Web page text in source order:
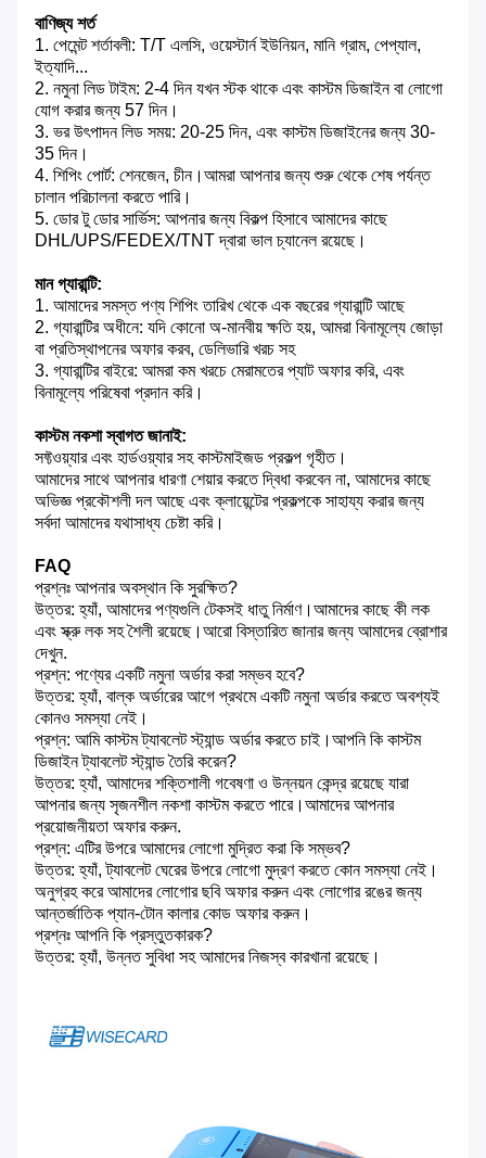
বাণিজ্য শর্ত
1. পেমেন্ট শর্তাবলী: T/T এলসি, ওয়েস্টার্ন ইউনিয়ন, মানি গ্রাম, পেপ্যাল,
ইত্যাদি...
2. নমুনা লিড টাইম: 2-4 দিন যখন স্টক থাকে এবং কাস্টম ডিজাইন বা লোগো
যোগ করার জন্য 57 দিন।
3. ভর উৎপাদন লিড সময়: 20-25 দিন, এবং কাস্টম ডিজাইনের জন্য 30-
35 দিন।
4. শিপিং পোর্ট: শেনজেন, চীন।আমরা আপনার জন্য শুরু থেকে শেষ পর্যন্ত
চালান পরিচালনা করতে পারি।
5. ডোর টু ডোর সার্ভিস: আপনার জন্য বিকল্প হিসাবে আমাদের কাছে
DHL/UPS/FEDEX/TNT দ্বারা ভাল চ্যানেল রয়েছে।
মান গ্যারান্টি:
1. আমাদের সমস্ত পণ্য শিপিং তারিখ থেকে এক বছরের গ্যারান্টি আছে
2. গ্যারান্টির অধীনে: যদি কোনো অ-মানবীয় ক্ষতি হয়, আমরা বিনামূল্যে জোড়া
বা প্রতিস্থাপনের অফার করব, ডেলিভারি খরচ সহ
3. গ্যারান্টির বাইরে: আমরা কম খরচে মেরামতের প্যাট অফার করি, এবং
বিনামূল্যে পরিষেবা প্রদান করি।
কাস্টম নকশা স্বাগত জানাই:
সফ্টওয়্যার এবং হার্ডওয়্যার সহ কাস্টমাইজড প্রকল্প গৃহীত।
আমাদের সাথে আপনার ধারণা শেয়ার করতে দ্বিধা করবেন না, আমাদের কাছে
অভিজ্ঞ প্রকৌশলী দল আছে এবং ক্লায়েন্টের প্রকল্পকে সাহায্য করার জন্য
সর্বদা আমাদের যথাসাধ্য চেষ্টা করি।
FAQ
প্রশ্নঃ আপনার অবস্থান কি সুরক্ষিত?
উত্তর: হ্যাঁ, আমাদের পণ্যগুলি টেকসই ধাতু নির্মাণ।আমাদের কাছে কী লক
এবং স্ক্রু লক সহ শৈলী রয়েছে।আরো বিস্তারিত জানার জন্য আমাদের ব্রোশার
দেখুন.
প্রশ্ন: পণ্যের একটি নমুনা অর্ডার করা সম্ভব হবে?
উত্তর: হ্যাঁ, বাল্ক অর্ডারের আগে প্রথমে একটি নমুনা অর্ডার করতে অবশ্যই
কোনও সমস্যা নেই।
প্রশ্ন: আমি কাস্টম ট্যাবলেট স্ট্যান্ড অর্ডার করতে চাই।আপনি কি কাস্টম
ডিজাইন ট্যাবলেট স্ট্যান্ড তৈরি করেন?
উত্তর: হ্যাঁ, আমাদের শক্তিশালী গবেষণা ও উন্নয়ন কেন্দ্র রয়েছে যারা
আপনার জন্য সৃজনশীল নকশা কাস্টম করতে পারে।আমাদের আপনার
প্রয়োজনীয়তা অফার করুন.
প্রশ্ন: এটির উপরে আমাদের লোগো মুদ্রিত করা কি সম্ভব?
উত্তর: হ্যাঁ, ট্যাবলেট ঘেরের উপরে লোগো মুদ্রণ করতে কোন সমস্যা নেই।
অনুগ্রহ করে আমাদের লোগোর ছবি অফার করুন এবং লোগোর রঙের জন্য
আন্তর্জাতিক প্যান-টোন কালার কোড অফার করুন।
প্রশ্নঃ আপনি কি প্রস্তুতকারক?
উত্তর: হ্যাঁ, উন্নত সুবিধা সহ আমাদের নিজস্ব কারখানা রয়েছে।